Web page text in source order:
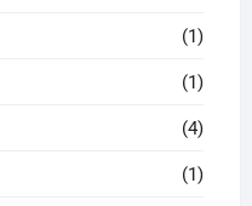
(1)
(1)
(4)
(1)